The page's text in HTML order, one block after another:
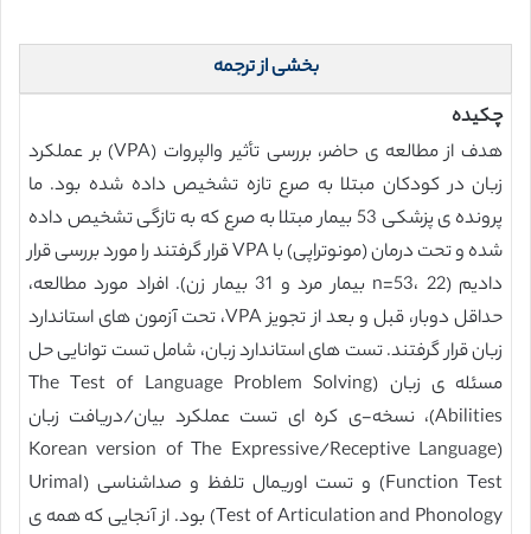
بخشی از ترجمه
چکیده
هدف از مطالعه ی حاضر، بررسی تأثیر والپروات (VPA) بر عملکرد
زبان در کودکان مبتلا به صرع تازه تشخیص داده شده بود. ما
پرونده ی پزشکی 53 بیمار مبتلا به صرع که به تازگی تشخیص داده
شده و تحت درمان (مونوتراپی) با VPA قرار گرفتند را مورد بررسی قرار
دادیم (n=53، 22 بیمار مرد و 31 بیمار زن). افراد مورد مطالعه،
حداقل دوبار، قبل و بعد از تجویز VPA، تحت آزمون های استاندارد
زبان قرار گرفتند. تست های استاندارد زبان، شامل تست توانایی حل
مسئله ی زبان (The Test of Language Problem Solving
Abilities)، نسخه-ی کره ای تست عملکرد بیان/دریافت زبان
(Korean version of The Expressive/Receptive Language
Function Test) و تست اوریمال تلفظ و صداشناسی (Urimal
Test of Articulation and Phonology) بود. از آنجایی که همه ی